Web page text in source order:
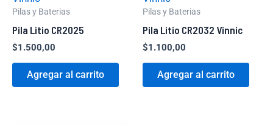
Pilas y Baterias
Pila Litio CR2025
$1.500,00
Agregar al carrito
Pilas y Baterias
Pila Litio CR2032 Vinnic
$1.100,00
Agregar al carrito